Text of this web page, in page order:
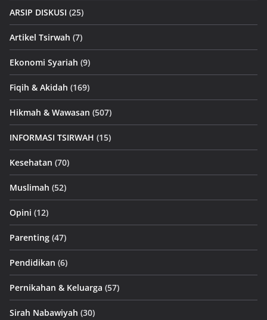
ARSIP DISKUSI (25)
Artikel Tsirwah (7)
Ekonomi Syariah (9)
Fiqih & Akidah (169)
Hikmah & Wawasan (507)
INFORMASI TSIRWAH (15)
Kesehatan (70)
Muslimah (52)
Opini (12)
Parenting (47)
Pendidikan (6)
Pernikahan & Keluarga (57)
Sirah Nabawiyah (30)